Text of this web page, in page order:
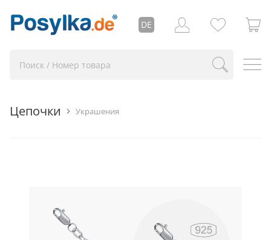
DE
Украшения
Цепочки